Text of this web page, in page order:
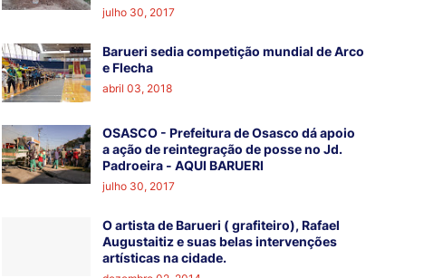
julho 30, 2017
Barueri sedia competição mundial de Arco
e Flecha
abril 03, 2018
OSASCO - Prefeitura de Osasco dá apoio
a ação de reintegração de posse no Jd.
Padroeira - AQUI BARUERI
julho 30, 2017
O artista de Barueri ( grafiteiro), Rafael
Augustaitiz e suas belas intervenções
artísticas na cidade.